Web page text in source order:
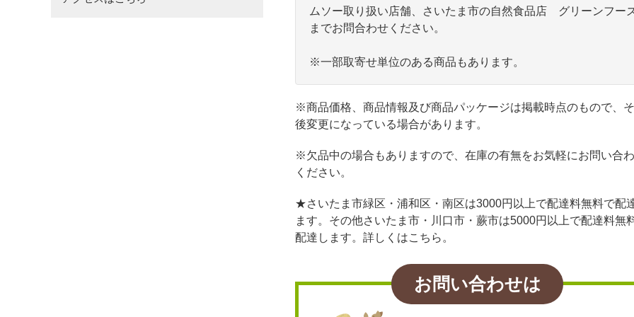
ムソー取り扱い店舗、さいたま市の自然食品店 グリーンフー
までお問合わせください。
※一部取寄せ単位のある商品もあります。
※商品価格、商品情報及び商品パッケージは掲載時点のもので、
後変更になっている場合があります。
※欠品中の場合もありますので、在庫の有無をお気軽にお問い合
ください。
★さいたま市緑区・浦和区・南区は3000円以上で配達料無料で配
ます。その他さいたま市・川口市・蕨市は5000円以上で配達料無
配達します。詳しくはこちら。
お問い合わせは